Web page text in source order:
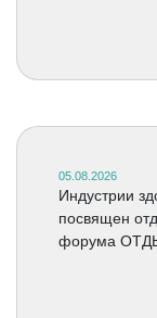
05.08.2026
Индустрии
посвящен
форума